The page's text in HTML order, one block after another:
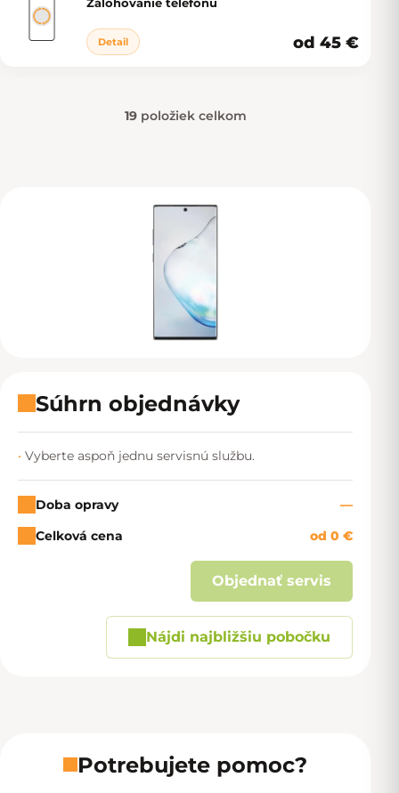
Zálohovanie telefónu
Detail od 45 €
19položiek celkom
Súhrn objednávky
Vyberte aspoň jednu servisnú službu.
Doba opravy
—
Celková cena
od 0 €
Objednať servis
Nájdi najbližšiu pobočku
Potrebujete pomoc?